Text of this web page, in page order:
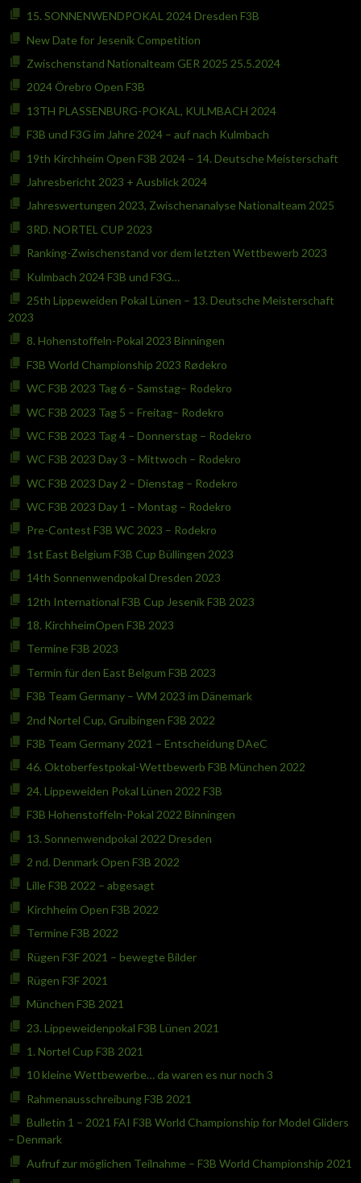
15. SONNENWENDPOKAL 2024 Dresden F3B
New Date for Jesenik Competition
Zwischenstand Nationalteam GER 2025 25.5.2024
2024 Örebro Open F3B
13TH PLASSENBURG-POKAL, KULMBACH 2024
F3B und F3G im Jahre 2024 – auf nach Kulmbach
19th Kirchheim Open F3B 2024 – 14. Deutsche Meisterschaft
Jahresbericht 2023 + Ausblick 2024
Jahreswertungen 2023, Zwischenanalyse Nationalteam 2025
3RD. NORTEL CUP 2023
Ranking-Zwischenstand vor dem letzten Wettbewerb 2023
Kulmbach 2024 F3B und F3G…
25th Lippeweiden Pokal Lünen – 13. Deutsche Meisterschaft
2023
8. Hohenstoffeln-Pokal 2023 Binningen
F3B World Championship 2023 Rødekro
WC F3B 2023 Tag 6 – Samstag– Rodekro
WC F3B 2023 Tag 5 – Freitag– Rodekro
WC F3B 2023 Tag 4 – Donnerstag – Rodekro
WC F3B 2023 Day 3 – Mittwoch – Rodekro
WC F3B 2023 Day 2 – Dienstag – Rodekro
WC F3B 2023 Day 1 – Montag – Rodekro
Pre-Contest F3B WC 2023 – Rodekro
1st East Belgium F3B Cup Büllingen 2023
14th Sonnenwendpokal Dresden 2023
12th International F3B Cup Jesenik F3B 2023
18. KirchheimOpen F3B 2023
Termine F3B 2023
Termin für den East Belgum F3B 2023
F3B Team Germany – WM 2023 im Dänemark
2nd Nortel Cup, Gruibingen F3B 2022
F3B Team Germany 2021 – Entscheidung DAeC
46. Oktoberfestpokal-Wettbewerb F3B München 2022
24. Lippeweiden Pokal Lünen 2022 F3B
F3B Hohenstoffeln-Pokal 2022 Binningen
13. Sonnenwendpokal 2022 Dresden
2 nd. Denmark Open F3B 2022
Lille F3B 2022 – abgesagt
Kirchheim Open F3B 2022
Termine F3B 2022
Rügen F3F 2021 – bewegte Bilder
Rügen F3F 2021
München F3B 2021
23. Lippeweidenpokal F3B Lünen 2021
1. Nortel Cup F3B 2021
10 kleine Wettbewerbe… da waren es nur noch 3
Rahmenausschreibung F3B 2021
Bulletin 1 – 2021 FAI F3B World Championship for Model Gliders
– Denmark
Aufruf zur möglichen Teilnahme – F3B World Championship 2021